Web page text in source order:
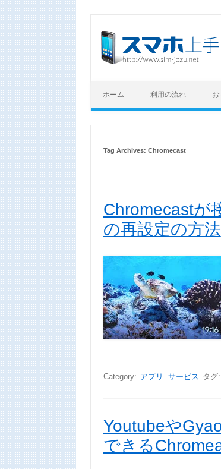
ホーム 利用の流れ お
Tag Archives: Chromecast
Chromecastが
の再設定の方法
Category: アプリ サービス タグ:
Youtubeや
できる